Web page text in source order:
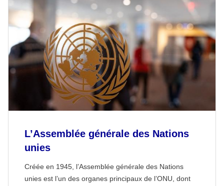
L’Assemblée générale des Nations
unies
Créée en 1945, l’Assemblée générale des Nations
unies est l’un des organes principaux de l’ONU, dont